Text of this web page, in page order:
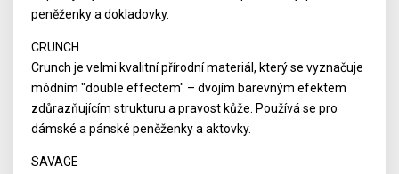
peněženky a dokladovky.
CRUNCH
Crunch je velmi kvalitní přírodní materiál, který se vyznačuje
módním "double effectem" – dvojím barevným efektem
zdůrazňujícím strukturu a pravost kůže. Používá se pro
dámské a pánské peněženky a aktovky.
SAVAGE